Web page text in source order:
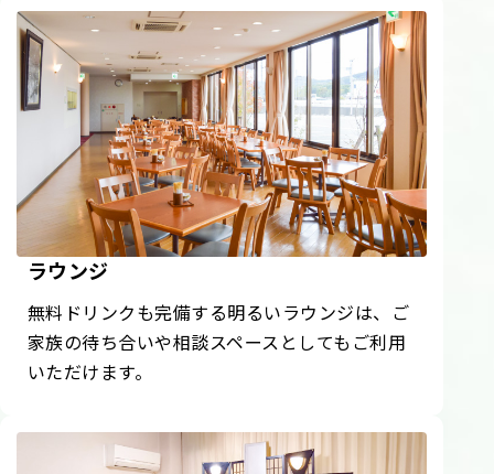
ラウンジ
無料ドリンクも完備する明るいラウンジは、ご
家族の待ち合いや相談スペースとしてもご利用
いただけます。